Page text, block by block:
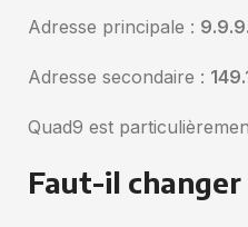
Adresse principale :
Adresse secondaire :
Quad9 est
Faut-il changer